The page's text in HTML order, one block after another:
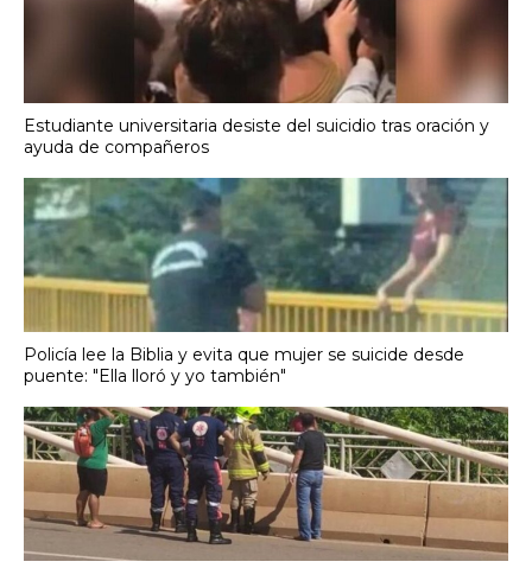
Estudiante universitaria desiste del suicidio tras oración y
ayuda de compañeros
Policía lee la Biblia y evita que mujer se suicide desde
puente: "Ella lloró y yo también"